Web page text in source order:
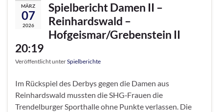
MÄRZ
07
2026
Spielbericht Damen II –
Reinhardswald –
Hofgeismar/Grebenstein II
20:19
Veröffentlicht unterSpielberichte
Im Rückspiel des Derbys gegen die Damen aus
Reinhardswald mussten die SHG‑Frauen die
Trendelburger Sporthalle ohne Punkte verlassen. Die